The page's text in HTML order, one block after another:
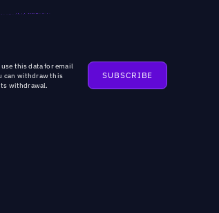
this data for email
can withdraw this
withdrawal.